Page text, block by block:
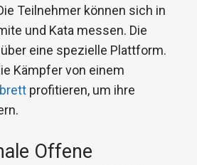
Teilnehmer können sich in
und Kata messen. Die
eine spezielle Plattform.
Kämpfer von einem
profitieren, um ihre
Offene